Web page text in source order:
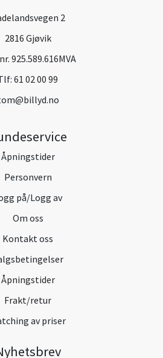
2
2816 Gjøvik
925.589.616MVA
61 02 00 99
Åpningstider
Personvern
på/Logg av
Om oss
Kontakt oss
Åpningstider
Frakt/retur
av priser